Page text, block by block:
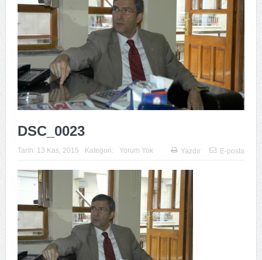
DSC_0023
Tarih: 13 Kas, 2015 Kategori: Yorum Yok Yazdır E-posta